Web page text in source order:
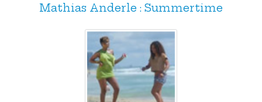
Mathias Anderle : Summertime